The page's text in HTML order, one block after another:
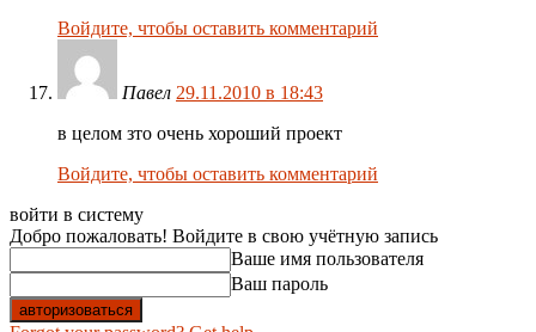
Войдите, чтобы оставить комментарий
Павел 29.11.2010 в 18:43
в целом зто очень хороший проект
Войдите, чтобы оставить комментарий
войти в систему
Добро пожаловать! Войдите в свою учётную запись
Ваше имя пользователя
Ваш пароль